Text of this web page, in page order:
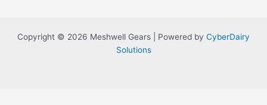
Copyright © 2026 Meshwell Gears | Powered by CyberDairy
Solutions